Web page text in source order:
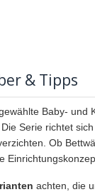
& Tipps
Baby-
Serie richtet
Ob
achten, die